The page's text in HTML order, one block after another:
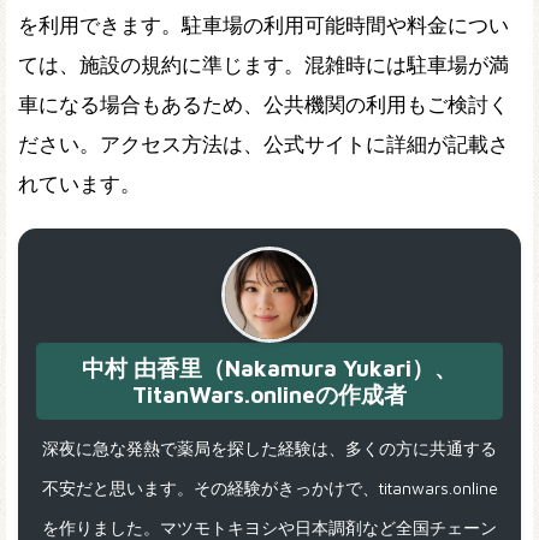
を利用できます。駐車場の利用可能時間や料金につい
ては、施設の規約に準じます。混雑時には駐車場が満
車になる場合もあるため、公共機関の利用もご検討く
ださい。アクセス方法は、公式サイトに詳細が記載さ
れています。
中村 由香里（Nakamura Yukari）、
TitanWars.onlineの作成者
深夜に急な発熱で薬局を探した経験は、多くの方に共通する
不安だと思います。その経験がきっかけで、titanwars.online
を作りました。マツモトキヨシや日本調剤など全国チェーン